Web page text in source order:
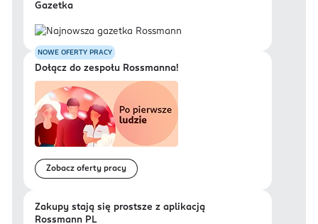
Gazetka
NOWE OFERTY PRACY
Dołącz do zespołu Rossmanna!
Zobacz oferty pracy
Zakupy stają się prostsze z aplikacją
Rossmann PL